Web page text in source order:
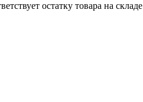
остатку товара на складе